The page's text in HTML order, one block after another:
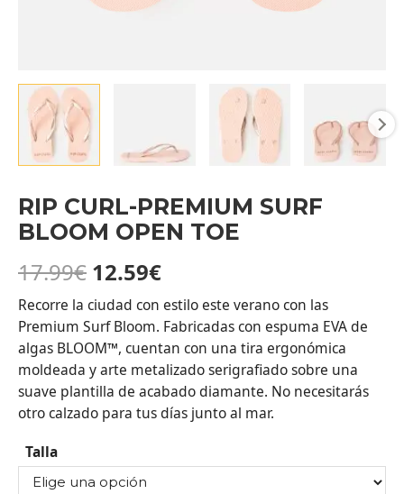
RIP CURL-PREMIUM SURF
BLOOM OPEN TOE
17.99€ 12.59€
Recorre la ciudad con estilo este verano con las
Premium Surf Bloom. Fabricadas con espuma EVA de
algas BLOOM™, cuentan con una tira ergonómica
moldeada y arte metalizado serigrafiado sobre una
suave plantilla de acabado diamante. No necesitarás
otro calzado para tus días junto al mar.
Talla